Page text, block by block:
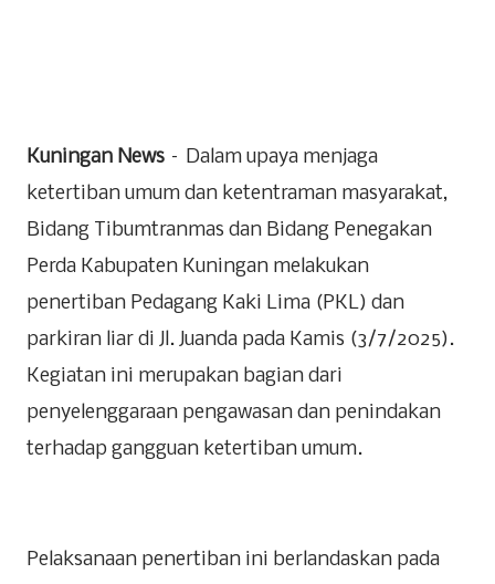
Kuningan News – Dalam upaya menjaga
ketertiban umum dan ketentraman masyarakat,
Bidang Tibumtranmas dan Bidang Penegakan
Perda Kabupaten Kuningan melakukan
penertiban Pedagang Kaki Lima (PKL) dan
parkiran liar di Jl. Juanda pada Kamis (3/7/2025).
Kegiatan ini merupakan bagian dari
penyelenggaraan pengawasan dan penindakan
terhadap gangguan ketertiban umum.
Pelaksanaan penertiban ini berlandaskan pada